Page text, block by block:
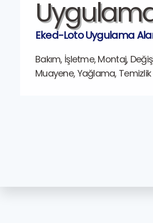
Eked-Loto Uygulama
Bakım, İşletme, Montaj,
Muayene, Yağlama,